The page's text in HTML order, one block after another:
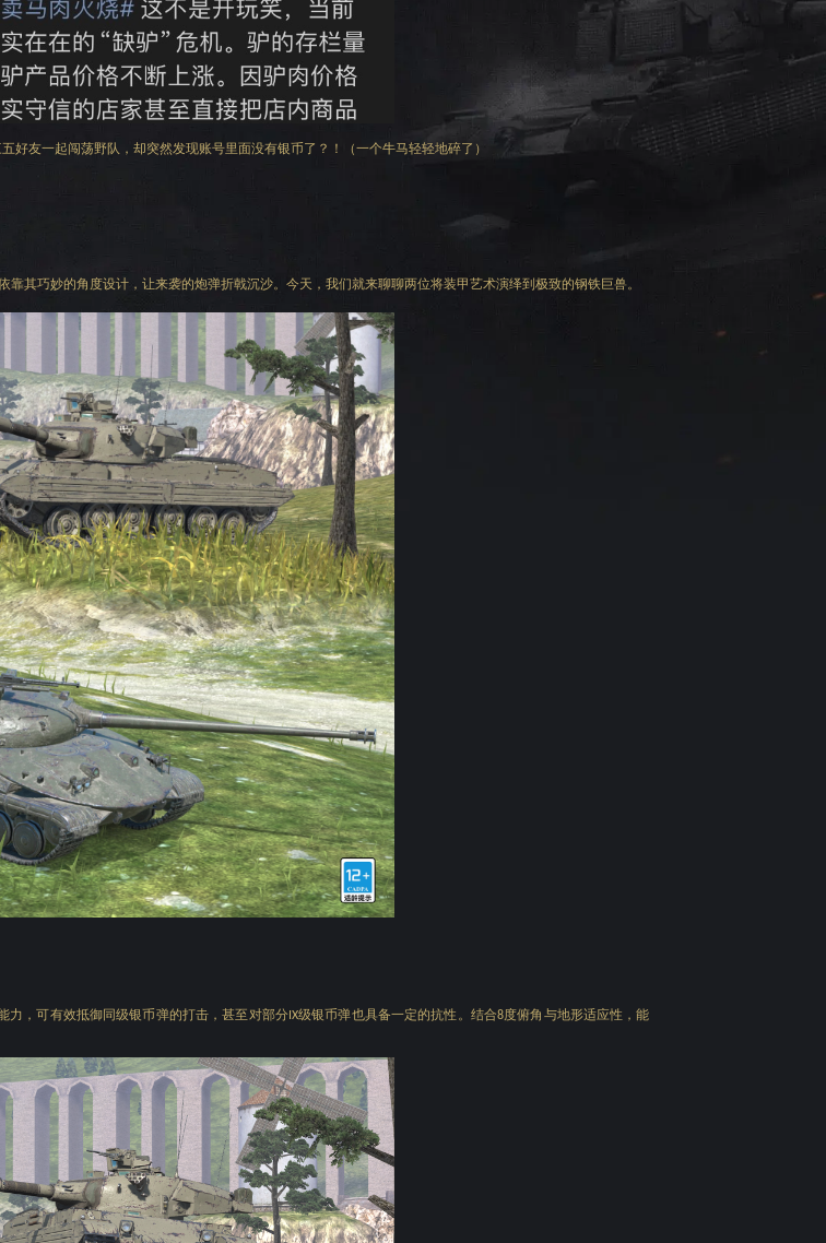
五好友一起闯荡野队，却突然发现账号里面没有银币了？！（一个牛马轻轻地碎了）
其巧妙的角度设计，让来袭的炮弹折戟沉沙。 今天，我们就来聊聊两位将装甲艺术演绎到极致的钢铁巨兽。
力，可有效抵御同级银币弹的打击，甚至对部分IX级银币弹也具备一定的抗性。结合8度俯角与地形适应性，能